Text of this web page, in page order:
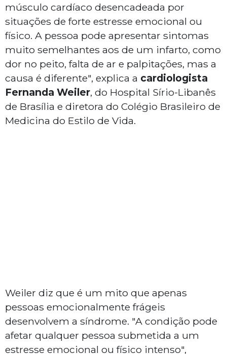
músculo cardíaco desencadeada por
situações de forte estresse emocional ou
físico. A pessoa pode apresentar sintomas
muito semelhantes aos de um infarto, como
dor no peito, falta de ar e palpitações, mas a
causa é diferente", explica a cardiologista
Fernanda Weiler, do Hospital Sírio-Libanês
de Brasília e diretora do Colégio Brasileiro de
Medicina do Estilo de Vida.
Weiler diz que é um mito que apenas
pessoas emocionalmente frágeis
desenvolvem a síndrome. "A condição pode
afetar qualquer pessoa submetida a um
estresse emocional ou físico intenso",